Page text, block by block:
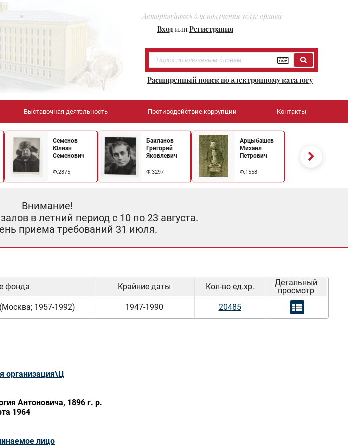
Авторизуйтесь для получения услуг архива
ВходилиРегистрация
Расширенный поиск по электронному каталогу
Выставочная деятельность Противодействие коррупции Контакты
Семенов
Юлиан
Семенович
Ф.2875
Бакланов
Григорий
Яковлевич
Ф.3297
Арцыбашев
Михаил
Петрович
Ф.1558
Внимание!
в летний период с 10 по 23 августа.
приема требований 31 июля.
фонда Крайние даты Кол-во ед.хр.
Детальный
просмотр
1957-1992) 1947-1990 20485
организация\Ц
Антоновича, 1896 г. р.
1964
лицо